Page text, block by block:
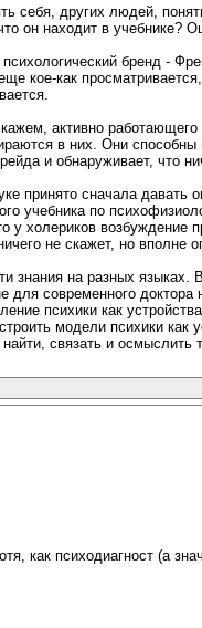
себя, других людей,
он находит в
бренд -
кое-как
активно
в них. Они
и обнаруживает,
принято сначала
учебника по
у холериков возбуждение
не скажет, но вполне
знания на разных
современного доктора
психики как
модели психики
связать и
как психодиагност (а